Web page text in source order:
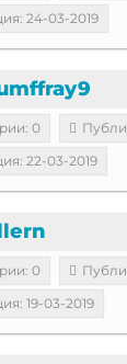
24-03-2019
0
22-03-2019
0
19-03-2019